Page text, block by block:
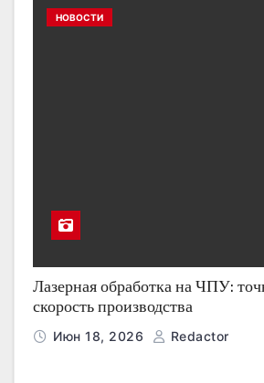
НОВОСТИ
Лазерная обработка на ЧПУ:
скорость производства
Июн 18, 2026 Redactor